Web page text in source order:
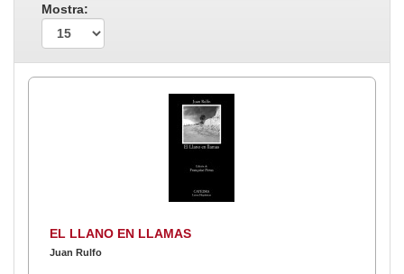
Mostra:
EL LLANO EN LLAMAS
Juan Rulfo